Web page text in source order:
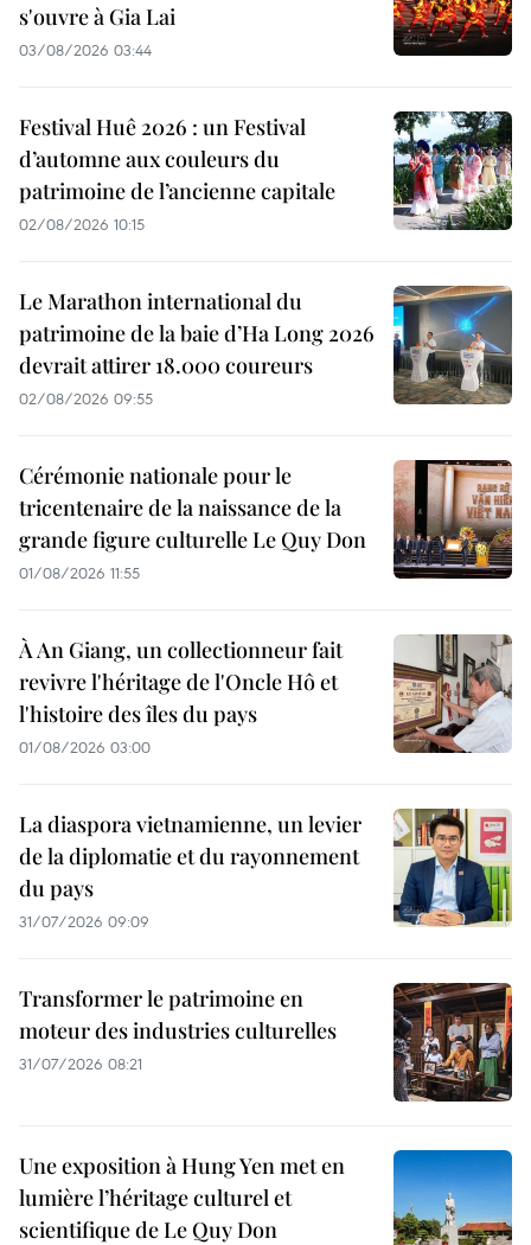
s'ouvre à Gia Lai
03/08/2026 03:44
Festival Huê 2026 : un Festival
d’automne aux couleurs du
patrimoine de l’ancienne capitale
02/08/2026 10:15
Le Marathon international du
patrimoine de la baie d’Ha Long 2026
devrait attirer 18.000 coureurs
02/08/2026 09:55
Cérémonie nationale pour le
tricentenaire de la naissance de la
grande figure culturelle Le Quy Don
01/08/2026 11:55
À An Giang, un collectionneur fait
revivre l'héritage de l'Oncle Hô et
l'histoire des îles du pays
01/08/2026 03:00
La diaspora vietnamienne, un levier
de la diplomatie et du rayonnement
du pays
31/07/2026 09:09
Transformer le patrimoine en
moteur des industries culturelles
31/07/2026 08:21
Une exposition à Hung Yen met en
lumière l’héritage culturel et
scientifique de Le Quy Don